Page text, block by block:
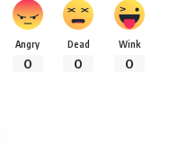
Angry
0
Dead
0
Wink
0